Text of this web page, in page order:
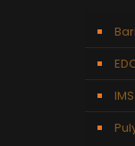
IMS